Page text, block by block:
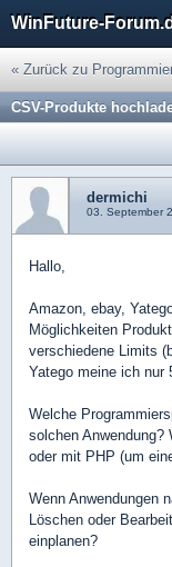
WinFuture-
« Zurück zu
CSV-Produkte
dermichi
03. September
Hallo,
Amazon, ebay,
Möglichkeiten
verschiedene Limits
Yatego meine ich nur
Welche
solchen
oder mit PHP (um
Wenn Anwendungen
Löschen oder
einplanen?